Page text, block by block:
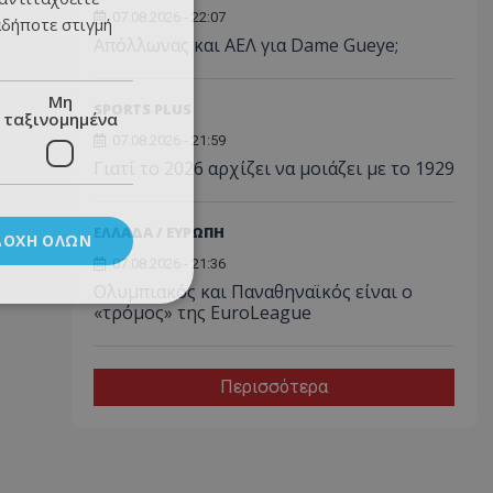
07.08.2026 - 22:07
Απόλλωνας και ΑΕΛ για Dame Gueye;
SPORTS PLUS
07.08.2026 - 21:59
Γιατί το 2026 αρχίζει να μοιάζει με το 1929
ΕΛΛΑΔΑ / ΕΥΡΩΠΗ
07.08.2026 - 21:36
Ολυμπιακός και Παναθηναϊκός είναι ο
«τρόμος» της EuroLeague
Περισσότερα
στιγμή
Μη
ταξινομημένα
ΌΛΩΝ